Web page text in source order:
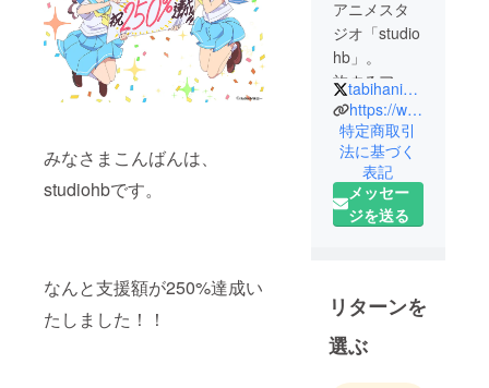
みなさまこんばんは、
studiohbです。
なんと支援額が250%達成い
たしました！！
アニメスタ
ジオ「studio
hb」。
旅するアニ
メプロジェ
クト「旅は
に」制作中
です！
tabihani_PR
https://www.st-hb.jp/
特定商取引
法に基づく
表記
メッセー
ジを送る
リターンを
選ぶ